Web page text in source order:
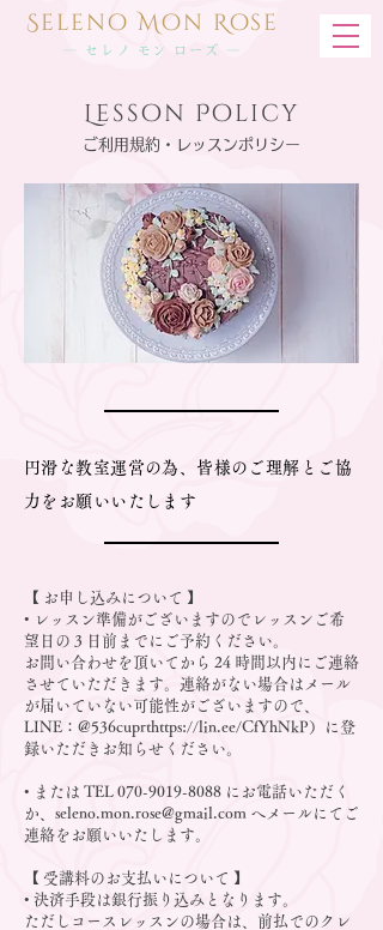
Seleno Mon Rose
― セレノ モン ローズ ―
Lesson Policy
ご利用規約・レッスンポリシー
円滑な教室運営の為、皆様のご理解とご協
力をお願いいたします
【 お申し込みについて 】
• レッスン準備がございますのでレッスンご希
望日の 3 日前までにご予約ください。
お問い合わせを頂いてから 24 時間以内にご連絡
させていただきます。連絡がない場合はメール
が届いていない可能性がございますので、
LINE：@536cuprthttps://lin.ee/CfYhNkP）に登
録いただきお知らせください。
• または TEL 070-9019-8088 にお電話いただく
か、 seleno.mon.rose@gmail.com へメールにてご
連絡をお願いいたします。
【 受講料のお支払いについて 】
• 決済手段は銀行振り込みとなります。
ただしコースレッスンの場合は、前払でのクレ